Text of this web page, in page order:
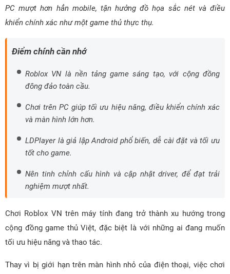
PC mượt hơn hẳn mobile, tận hưởng đồ họa sắc nét và điều
khiển chính xác như một game thủ thực thụ.
Điểm chính cần nhớ
Roblox VN là nền tảng game sáng tạo, với cộng đồng
đông đảo toàn cầu.
Chơi trên PC giúp tối ưu hiệu năng, điều khiển chính xác
và màn hình lớn hơn.
LDPlayer là giả lập Android phổ biến, dễ cài đặt và tối ưu
tốt cho game.
Nên tinh chỉnh cấu hình và cập nhật driver, để đạt trải
nghiệm mượt nhất.
Chơi Roblox VN trên máy tính đang trở thành xu hướng trong
cộng đồng game thủ Việt, đặc biệt là với những ai đang muốn
tối ưu hiệu năng và thao tác.
Thay vì bị giới hạn trên màn hình nhỏ của điện thoại, việc chơi